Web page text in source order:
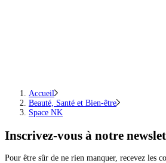
Accueil
Beauté, Santé et Bien-être
Space NK
Inscrivez-vous à notre
Pour être sûr de ne rien manquer, recevez les